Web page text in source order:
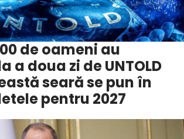
de oameni au
a doua zi de UNTOLD
seară se pun în
pentru 2027